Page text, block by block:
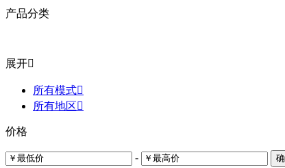
产品分类
展开
所有模式
所有地区
价格
-